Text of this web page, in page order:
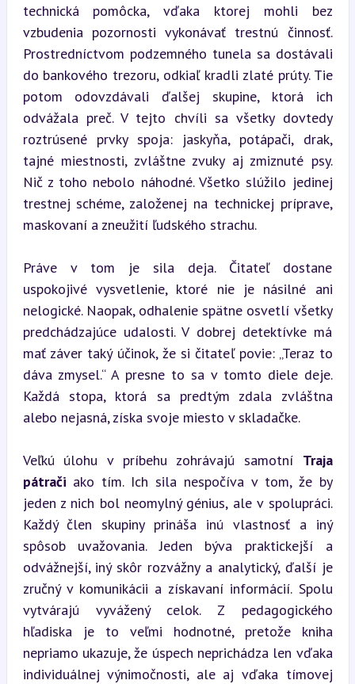
technická pomôcka, vďaka ktorej mohli bez
vzbudenia pozornosti vykonávať trestnú činnosť.
Prostredníctvom podzemného tunela sa dostávali
do bankového trezoru, odkiaľ kradli zlaté prúty. Tie
potom odovzdávali ďalšej skupine, ktorá ich
odvážala preč. V tejto chvíli sa všetky dovtedy
roztrúsené prvky spoja: jaskyňa, potápači, drak,
tajné miestnosti, zvláštne zvuky aj zmiznuté psy.
Nič z toho nebolo náhodné. Všetko slúžilo jedinej
trestnej schéme, založenej na technickej príprave,
maskovaní a zneužití ľudského strachu.
Práve v tom je sila deja. Čitateľ dostane
uspokojivé vysvetlenie, ktoré nie je násilné ani
nelogické. Naopak, odhalenie spätne osvetlí všetky
predchádzajúce udalosti. V dobrej detektívke má
mať záver taký účinok, že si čitateľ povie: „Teraz to
dáva zmysel.“ A presne to sa v tomto diele deje.
Každá stopa, ktorá sa predtým zdala zvláštna
alebo nejasná, získa svoje miesto v skladačke.
Veľkú úlohu v príbehu zohrávajú samotní Traja
pátrači ako tím. Ich sila nespočíva v tom, že by
jeden z nich bol neomylný génius, ale v spolupráci.
Každý člen skupiny prináša inú vlastnosť a iný
spôsob uvažovania. Jeden býva praktickejší a
odvážnejší, iný skôr rozvážny a analytický, ďalší je
zručný v komunikácii a získavaní informácií. Spolu
vytvárajú vyvážený celok. Z pedagogického
hľadiska je to veľmi hodnotné, pretože kniha
nepriamo ukazuje, že úspech neprichádza len vďaka
individuálnej výnimočnosti, ale aj vďaka tímovej